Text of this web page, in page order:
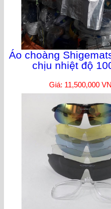
Áo choàng
chịu nhiệt độ
Giá: 11,500,000